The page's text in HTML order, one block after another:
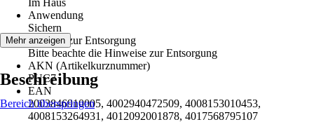
Im Haus
Anwendung
Sichern
Hinweis zur Entsorgung
Bitte beachte die Hinweise zur Entsorgung
AKN (Artikelkurznummer)
PUC7
EAN
2003846910005, 4002940472509, 4008153010453,
4008153264931, 4012092001878, 4017568795107
Mehr anzeigen
Beschreibung
Bereich überspringen